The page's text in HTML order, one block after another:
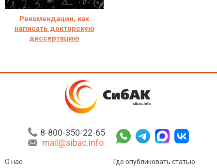
Рекомендации, как
написать докторскую
диссертацию
8-800-350-22-65
mail@sibac.info
О нас
Где опубликовать статью